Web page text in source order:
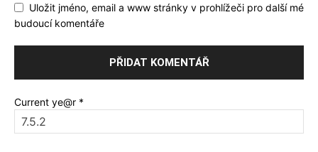
Uložit jméno, email a www stránky v prohlížeči pro další mé
budoucí komentáře
Current ye@r *